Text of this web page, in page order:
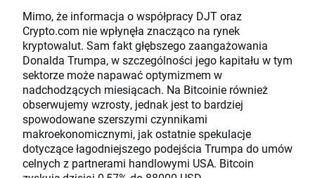
Mimo, że informacja o współpracy DJT oraz
Crypto.com nie wpłynęła znacząco na rynek
kryptowalut. Sam fakt głębszego zaangażowania
Donalda Trumpa, w szczególności jego kapitału w tym
sektorze może napawać optymizmem w
nadchodzących miesiącach. Na Bitcoinie również
obserwujemy wzrosty, jednak jest to bardziej
spowodowane szerszymi czynnikami
makroekonomicznymi, jak ostatnie spekulacje
dotyczące łagodniejszego podejścia Trumpa do umów
celnych z partnerami handlowymi USA. Bitcoin